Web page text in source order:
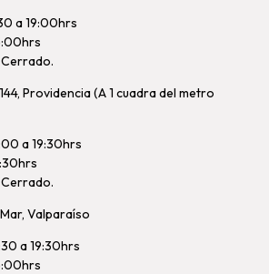
a 19:00hrs
Providencia (A 1 cuadra del metro
a 19:30hrs
Valparaíso
a 19:30hrs